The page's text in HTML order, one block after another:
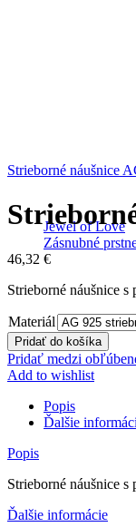
Jewel of Love
Zásnubné
Strieborné náušnice
46,32 €
Strieborné náušnice
Materiál
Pridať do košíka
Pridať medzi
Add to wishlist
Popis
Ďalšie
Popis
Strieborné náušnice
Ďalšie informácie